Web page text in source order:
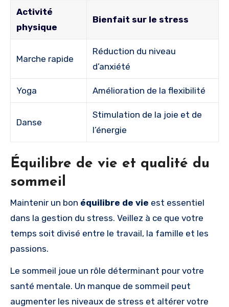
Activité
physique
Bienfait sur le stress
Marche rapide
Réduction du niveau
d’anxiété
Yoga Amélioration de la flexibilité
Danse
Stimulation de la joie et de
l’énergie
Équilibre de vie et qualité du
sommeil
Maintenir un bon équilibre de vie est essentiel
dans la gestion du stress. Veillez à ce que votre
temps soit divisé entre le travail, la famille et les
passions.
Le sommeil joue un rôle déterminant pour votre
santé mentale. Un manque de sommeil peut
augmenter les niveaux de stress et altérer votre